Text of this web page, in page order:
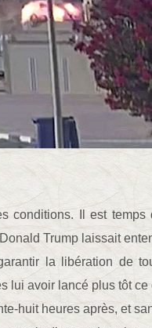
conditions. Il est
Trump laissait
la libération de
lui avoir lancé plus tôt
huit heures après, et